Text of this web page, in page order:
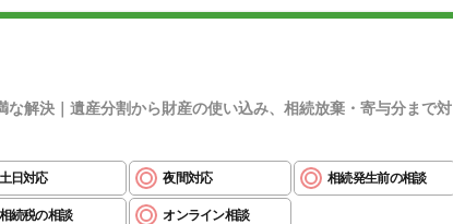
解決｜遺産分割から財産の使い込み、相続放棄・寄与分まで対
土日対応 夜間対応 相続発生前の相談
相続税の相談 オンライン相談